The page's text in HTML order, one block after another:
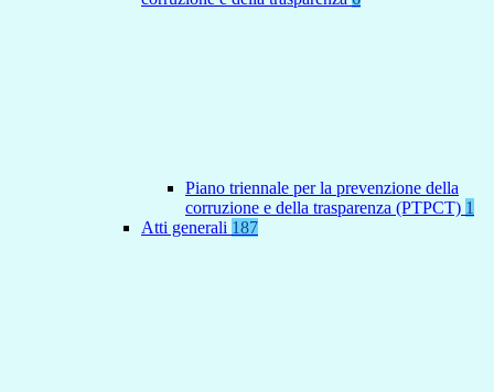
Piano triennale per la prevenzione della
corruzione e della trasparenza (PTPCT) 1
Atti generali 187